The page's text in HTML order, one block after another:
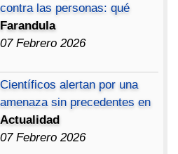
contra las personas: qué
Farandula
07 Febrero 2026
Científicos alertan por una
amenaza sin precedentes en
Actualidad
07 Febrero 2026